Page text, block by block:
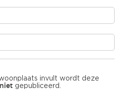
invult wordt deze
niet gepubliceerd.